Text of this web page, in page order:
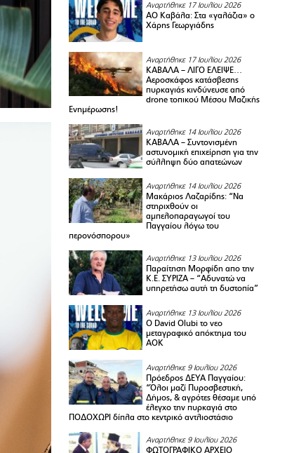
Αναρτήθηκε 17 Ιουλίου 2026
ΑΟ Καβάλα: Στα «γαλάζια» ο
Χάρης Γεωργιάδης
Αναρτήθηκε 17 Ιουλίου 2026
ΚΑΒΑΛΑ – ΛΙΓΟ ΕΛΕΙΨΕ…
Αεροσκάφος κατάσβεσης
πυρκαγιάς κινδύνευσε από
drone τοπικού Μέσου Μαζικής
Ενημέρωσης!
Αναρτήθηκε 14 Ιουλίου 2026
ΚΑΒΑΛΑ – Συντονισμένη
αστυνομική επιχείρηση για την
σύλληψη δύο απατεώνων
Αναρτήθηκε 14 Ιουλίου 2026
Μακάριος Λαζαρίδης: “Να
στηριχθούν οι
αμπελοπαραγωγοί του
Παγγαίου λόγω του
περονόσπορου»
Αναρτήθηκε 13 Ιουλίου 2026
Παραίτηση Μορφίδη απο την
Κ.Ε. ΣΥΡΙΖΑ – “Αδυνατώ να
υπηρετήσω αυτή τη δυστοπία”
Αναρτήθηκε 13 Ιουλίου 2026
Ο David Olubi το νεο
μεταγραφικό απόκτημα του
ΑΟΚ
Αναρτήθηκε 9 Ιουλίου 2026
Πρόεδρος ΔΕΥΑ Παγγαίου:
“Όλοι μαζί Πυροσβεστική,
Δήμος, & αγρότες θέσαμε υπό
έλεγχο την πυρκαγιά στο
ΠΟΔΟΧΩΡΙ δίπλα στο κεντρικό αντλιοστάσιο
Αναρτήθηκε 9 Ιουλίου 2026
ΦΩΤΟΓΡΑΦΙΚΟ ΑΡΧΕΙΟ